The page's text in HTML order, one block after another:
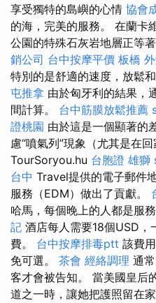
享受獨特的島嶼的心情 協會
的海，完美的服務。 在蘭卡
公園的特殊石灰岩地層正等
銷公司 台中按摩平價 板橋
特別的是舒適的速度，放鬆
屯推拿 由於匈牙利的結果，
間計算。 台中筋膜放鬆推薦
證桃園 由於這是一個顯著的
慮“噴氣列”現象（尤其是在
TourSoryou.hu 台胞證 雄獅
台中 Travel提供的電子郵件
服務（EDM）做出了貢獻。
哈馬，每個晚上的人都是服
記 酒店每人需要18個USD
費。 台中按摩排毒ptt 該費
免可選。 茶會 經絡調理 通
客才會被告知。 當美國皇后
道之一時，讓她把護照留在家